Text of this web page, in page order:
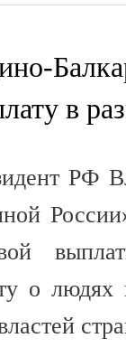
в
РФ
о людях